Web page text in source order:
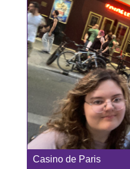
Casino de Paris